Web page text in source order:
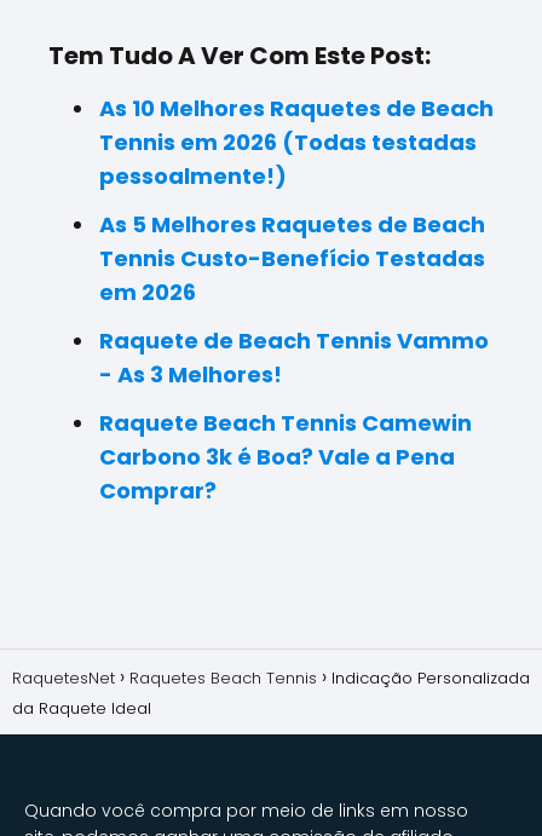
Tem Tudo A Ver Com Este Post:
As 10 Melhores Raquetes de Beach
Tennis em 2026 (Todas testadas
pessoalmente!)
As 5 Melhores Raquetes de Beach
Tennis Custo-Benefício Testadas
em 2026
Raquete de Beach Tennis Vammo
- As 3 Melhores!
Raquete Beach Tennis Camewin
Carbono 3k é Boa? Vale a Pena
Comprar?
RaquetesNet Raquetes Beach Tennis
Indicação Personalizada
da Raquete Ideal
Quando você compra por meio de links em nosso